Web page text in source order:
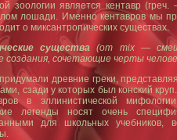
зоологии является кентавр
лошади. Именно кентавров мы
о миксантропических существах.
существа (от mix —
сочетающие черты
древние греки,
сзади у которых был конский
в эллинистической
легенды носят очень
для школьных учебников,